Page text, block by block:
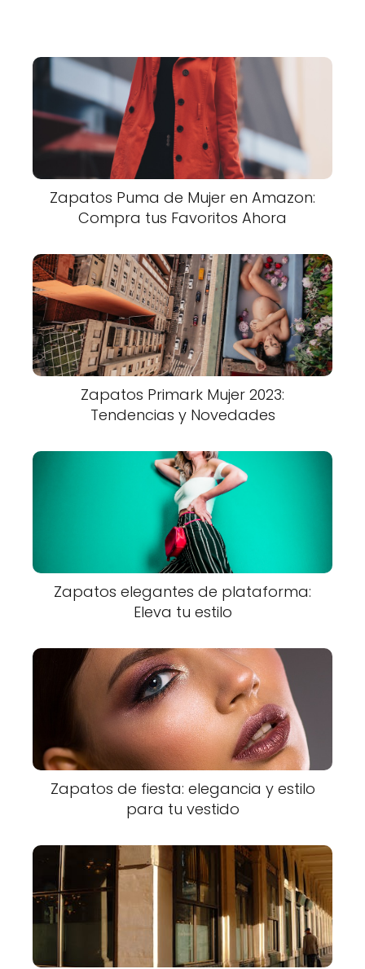
Zapatos Puma de Mujer en Amazon:
Compra tus Favoritos Ahora
Zapatos Primark Mujer 2023:
Tendencias y Novedades
Zapatos elegantes de plataforma:
Eleva tu estilo
Zapatos de fiesta: elegancia y estilo
para tu vestido